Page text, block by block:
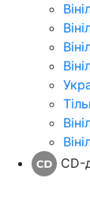
CD-